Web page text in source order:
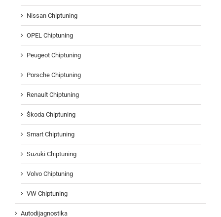
Nissan Chiptuning
OPEL Chiptuning
Peugeot Chiptuning
Porsche Chiptuning
Renault Chiptuning
Škoda Chiptuning
Smart Chiptuning
Suzuki Chiptuning
Volvo Chiptuning
VW Chiptuning
Autodijagnostika